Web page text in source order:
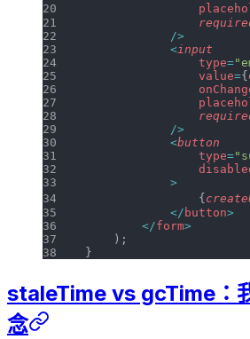
            />
            <
input
                type
=
                value
={
            />
            <
button
                type
=
            >
                {
            </
button>
        </
form>
    );
}
staleTime vs gcTime：
念